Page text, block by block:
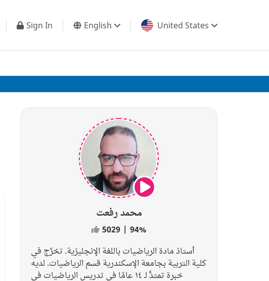
Sign In English United States
محمد رفعت
5029 | 94%
أستاذ مادة الرياضيات باللغة الإنجليزية. تخرَّج في
كلية التربية بجامعة الإسكندرية قسم الرياضيات. لديه
خبرة تمتدُّ لـ ١٤ عامًا في تدريس الرياضيات في